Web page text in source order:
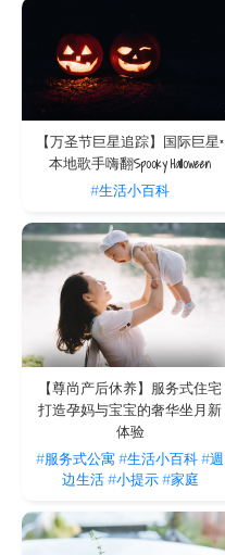
【万圣节巨星追踪】国际巨星×
本地歌手嗨翻Spooky Halloween
#生活小百科
【尊尚产后休养】服务式住宅
打造孕妈与宝宝的奢华坐月新
体验
#服务式公寓#生活小百科#週
边生活 #小提示 #家庭